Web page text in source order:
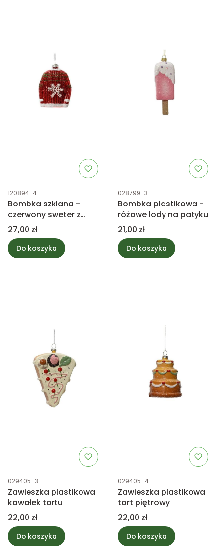
Kod produktu
120894_4
Bombka szklana -
czerwony sweter z
białą śnieżynką
Cena
27,00 zł
Do koszyka
Kod produktu
028799_3
Bombka plastikowa -
różowe lody na patyku
Cena
21,00 zł
Do koszyka
Kod produktu
029405_3
Zawieszka plastikowa
kawałek tortu
Cena
22,00 zł
Do koszyka
Kod produktu
029405_4
Zawieszka plastikowa
tort piętrowy
Cena
22,00 zł
Do koszyka